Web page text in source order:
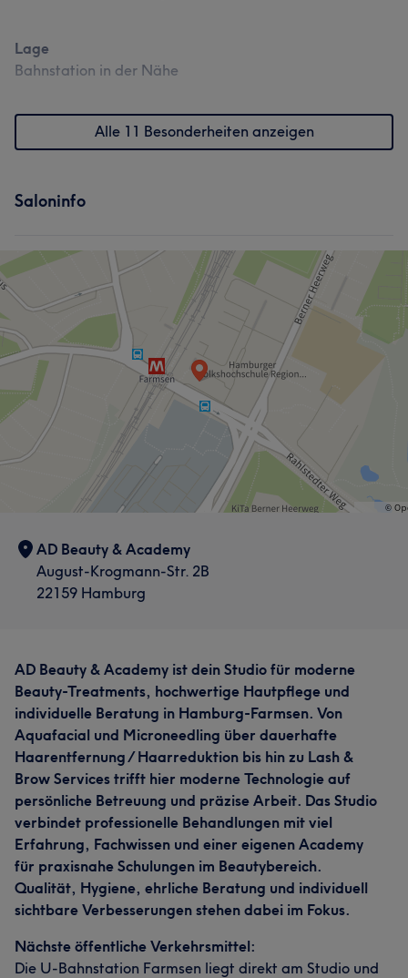
Lage
Bahnstation in der Nähe
Alle 11 Besonderheiten anzeigen
Saloninfo
AD Beauty & Academy
August-Krogmann-Str. 2B
22159 Hamburg
AD Beauty & Academy ist dein Studio für moderne
Beauty-Treatments, hochwertige Hautpflege und
individuelle Beratung in Hamburg-Farmsen. Von
Aquafacial und Microneedling über dauerhafte
Haarentfernung / Haarreduktion bis hin zu Lash &
Brow Services trifft hier moderne Technologie auf
persönliche Betreuung und präzise Arbeit. Das Studio
verbindet professionelle Behandlungen mit viel
Erfahrung, Fachwissen und einer eigenen Academy
für praxisnahe Schulungen im Beautybereich.
Qualität, Hygiene, ehrliche Beratung und individuell
sichtbare Verbesserungen stehen dabei im Fokus.
Nächste öffentliche Verkehrsmittel:
Die U-Bahnstation Farmsen liegt direkt am Studio und